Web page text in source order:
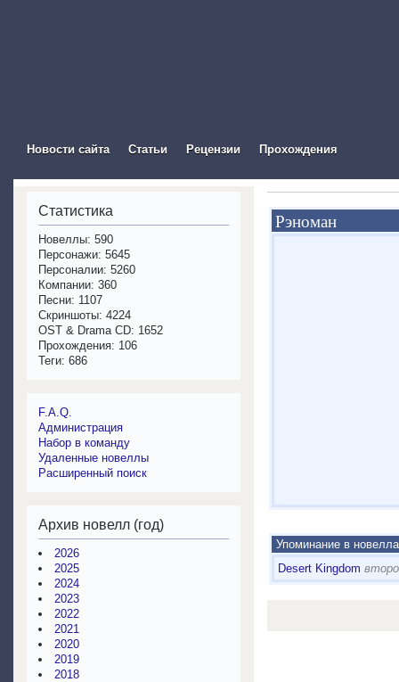
Новости сайта Статьи Рецензии Прохождения
Рэноман
Упоминание в
Desert Kingdom
Статистика
Новеллы: 590
Персонажи: 5645
Персоналии: 5260
Компании: 360
Песни: 1107
Скриншоты: 4224
OST & Drama CD: 1652
Прохождения: 106
Теги: 686
F.A.Q.
Администрация
Набор в команду
Удаленные новеллы
Расширенный поиск
Архив новелл (год)
2026
2025
2024
2023
2022
2021
2020
2019
2018